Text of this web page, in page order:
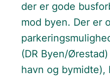
der er gode
mod byen. Der er
(DR Byen/
havn og bymidte),